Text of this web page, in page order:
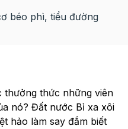
béo phì, tiểu đường
thưởng thức những viên
nó? Đất nước Bỉ xa xôi
hảo làm say đắm biết